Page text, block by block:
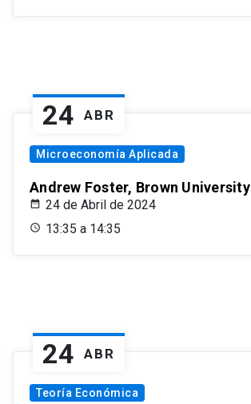
24 ABR
Microeconomía Aplicada
Andrew Foster, Brown University
24 de Abril de 2024
13:35 a 14:35
24 ABR
Teoría Económica